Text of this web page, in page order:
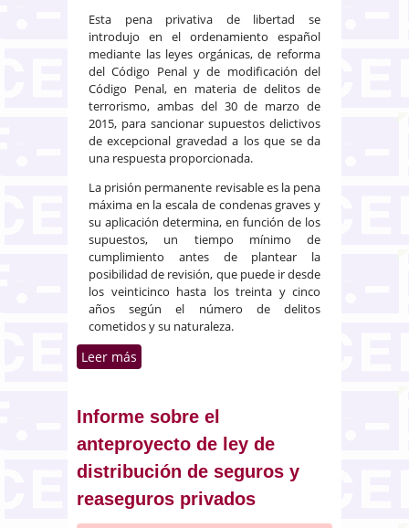
Esta pena privativa de libertad se
introdujo en el ordenamiento español
mediante las leyes orgánicas, de reforma
del Código Penal y de modificación del
Código Penal, en materia de delitos de
terrorismo, ambas del 30 de marzo de
2015, para sancionar supuestos delictivos
de excepcional gravedad a los que se da
una respuesta proporcionada.
La prisión permanente revisable es la pena
máxima en la escala de condenas graves y
su aplicación determina, en función de los
supuestos, un tiempo mínimo de
cumplimiento antes de plantear la
posibilidad de revisión, que puede ir desde
los veinticinco hasta los treinta y cinco
años según el número de delitos
cometidos y su naturaleza.
Leer más
Secretos Empresariales
Informe sobre el
anteproyecto de ley de
distribución de seguros y
reaseguros privados